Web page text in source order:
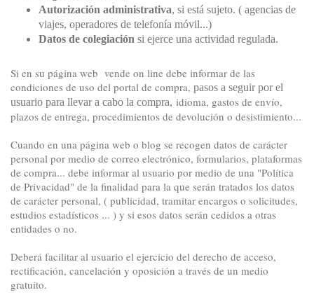
Autorización administrativa, si está sujeto. ( agencias de
viajes, operadores de telefonía móvil...)
Datos de colegiación si ejerce una actividad regulada.
Si en su página web vende on line debe informar de las
condiciones de uso del portal de compra, pasos a seguir por el
usuario para llevar a cabo la compra, idioma, gastos de envío,
plazos de entrega, procedimientos de devolución o desistimiento...
Cuando en una página web o blog se recogen datos de carácter
personal por medio de correo electrónico, formularios, plataformas
de compra... debe informar al usuario por medio de una "Política
de Privacidad" de la finalidad para la que serán tratados los datos
de carácter personal, ( publicidad, tramitar encargos o solicitudes,
estudios estadísticos ... ) y si esos datos serán cedidos a otras
entidades o no.
Deberá facilitar al usuario el ejercicio del derecho de acceso,
rectificación, cancelación y oposición a través de un medio
gratuito.